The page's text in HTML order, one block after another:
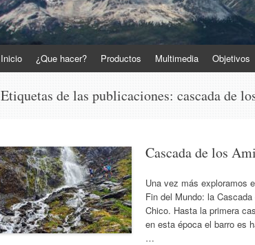
Inicio ¿Que hacer? Productos Multimedia Objetivos
Etiquetas de las publicaciones: cascada de
Cascada de los
Una vez más exploramos
Fin del Mundo: la
Chico. Hasta la primera
en esta época el barro es
…